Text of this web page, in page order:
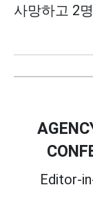
사망하고 2
Editor-